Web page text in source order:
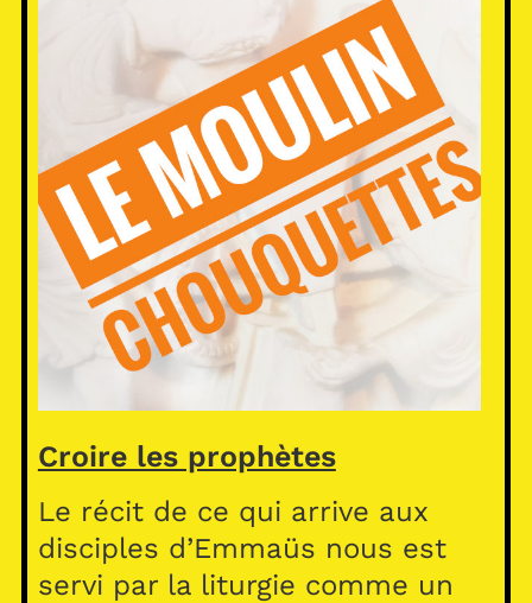
Croire les prophètes
Le récit de ce qui arrive aux
disciples d’Emmaüs nous est
servi par la liturgie comme un